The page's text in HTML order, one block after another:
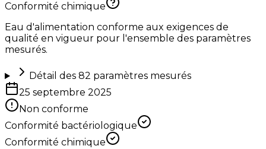
Conformité chimique
Eau d'alimentation conforme aux exigences de
qualité en vigueur pour l'ensemble des paramètres
mesurés.
Détail des 82 paramètres mesurés
25 septembre 2025
Non conforme
Conformité bactériologique
Conformité chimique